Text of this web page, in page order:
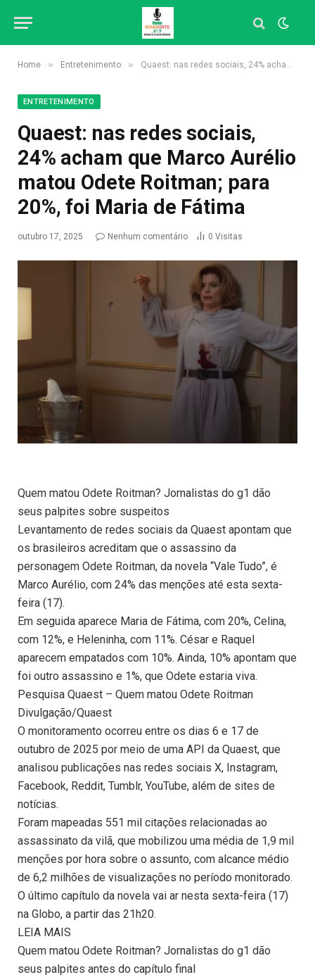
Home » Entretenimento » Quaest: nas redes sociais, 24% acham que Marco Aurélio matou Odete Roitman; para 20%, foi Maria de Fátima
ENTRETENIMENTO
Quaest: nas redes sociais,
24% acham que Marco Aurélio
matou Odete Roitman; para
20%, foi Maria de Fátima
outubro 17, 2025 Nenhum comentário 0 Visitas
Quem matou Odete Roitman? Jornalistas do g1 dão
seus palpites sobre suspeitos
Levantamento de redes sociais da Quaest apontam que
os brasileiros acreditam que o assassino da
personagem Odete Roitman, da novela “Vale Tudo”, é
Marco Aurélio, com 24% das menções até esta sexta-
feira (17).
Em seguida aparece Maria de Fátima, com 20%, Celina,
com 12%, e Heleninha, com 11%. César e Raquel
aparecem empatados com 10%. Ainda, 10% apontam que
foi outro assassino e 1%, que Odete estaria viva.
Pesquisa Quaest – Quem matou Odete Roitman
Divulgação/Quaest
O monitoramento ocorreu entre os dias 6 e 17 de
outubro de 2025 por meio de uma API da Quaest, que
analisou publicações nas redes sociais X, Instagram,
Facebook, Reddit, Tumblr, YouTube, além de sites de
notícias.
Foram mapeadas 551 mil citações relacionadas ao
assassinato da vilã, que mobilizou uma média de 1,9 mil
menções por hora sobre o assunto, com alcance médio
de 6,2 milhões de visualizações no período monitorado.
O último capítulo da novela vai ar nesta sexta-feira (17)
na Globo, a partir das 21h20.
LEIA MAIS
Quem matou Odete Roitman? Jornalistas do g1 dão
seus palpites antes do capítulo final